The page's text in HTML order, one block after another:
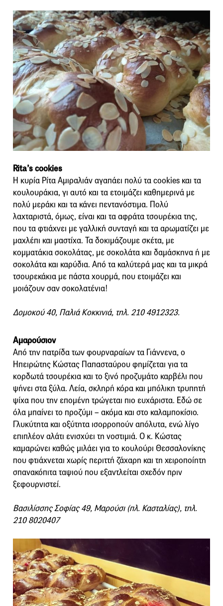
Rita’s cookies
Η κυρία Ρίτα Αμιραλιάν αγαπάει πολύ τα cookies και τα
κουλουράκια, γι αυτό και τα ετοιμάζει καθημερινά με
πολύ μεράκι και τα κάνει πεντανόστιμα. Πολύ
λαχταριστά, όμως, είναι και τα αφράτα τσουρέκια της,
που τα φτιάχνει με γαλλική συνταγή και τα αρωματίζει με
μαχλέπι και μαστίχα. Τα δοκιμάζουμε σκέτα, με
κομματάκια σοκολάτας, με σοκολάτα και δαμάσκηνα ή με
σοκολάτα και καρύδια. Από τα καλύτερά μας και τα μικρά
τσουρεκάκια με πάστα χουρμά, που ετοιμάζει και
μοιάζουν σαν σοκολατένια!
Δομοκού 40, Παλιά Κοκκινιά, τηλ. 210 4912323.
Αμαρούσιον
Από την πατρίδα των φουρναραίων τα Γιάννενα, ο
Ηπειρώτης Κώστας Παπασταύρου φημίζεται για τα
κορδωτά τσουρέκια και το ξινό προζυμάτο καρβέλι που
ψήνει στα ξύλα. Λεία, σκληρή κόρα και μπόλικη τρυπητή
ψίχα που την επομένη τρώγεται πιο ευχάριστα. Εδώ σε
όλα μπαίνει το προζύμι – ακόμα και στο καλαμποκίσιο.
Γλυκύτητα και οξύτητα ισορροπούν απόλυτα, ενώ λίγο
επιπλέον αλάτι ενισχύει τη νοστιμιά. Ο κ. Κώστας
καμαρώνει καθώς μιλάει για το κουλούρι Θεσσαλονίκης
που φτιάχνεται χωρίς περιττή ζάχαρη και τη χειροποίητη
σπανακόπιτα ταψιού που εξαντλείται σχεδόν πριν
ξεφουρνιστεί.
Βασιλίσσης Σοφίας 49, Μαρούσι (πλ. Κασταλίας), τηλ.
210 8020407